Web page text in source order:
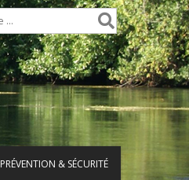
PRÉVENTION & SÉCURITÉ